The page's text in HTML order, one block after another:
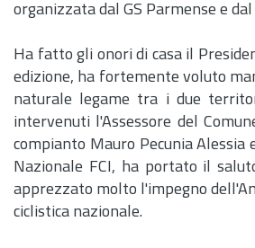
organizzata dal GS Parmense e
Ha fatto gli onori di casa il
edizione, ha fortemente voluto
naturale legame tra i due
intervenuti l'Assessore del
compianto Mauro Pecunia Alessia
Nazionale FCI, ha portato il
apprezzato molto l'impegno
ciclistica nazionale.